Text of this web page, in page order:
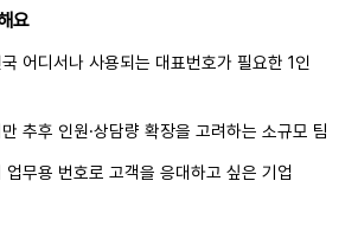
요
어디서나 사용되는 대표번호가 필요한 1인
추후 인원·상담량 확장을 고려하는 소규모 팀
무용 번호로 고객을 응대하고 싶은 기업